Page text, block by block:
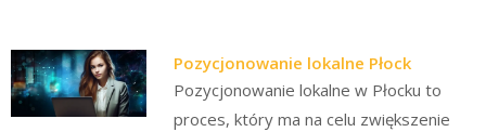
Pozycjonowanie lokalne Płock
Pozycjonowanie lokalne w Płocku to
proces, który ma na celu zwiększenie